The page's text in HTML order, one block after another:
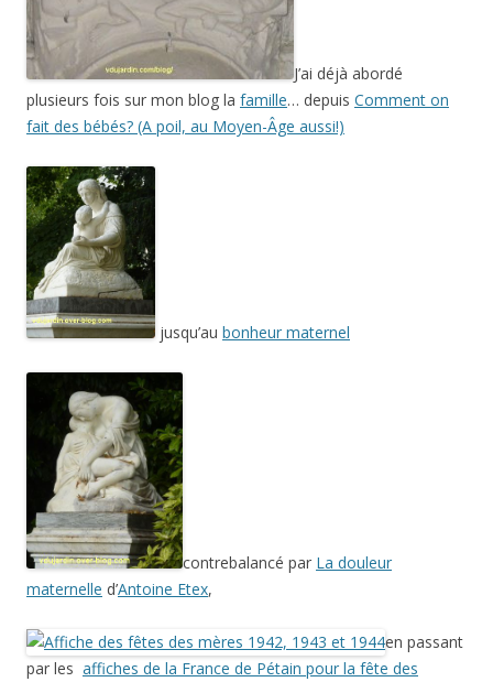
J’ai déjà abordé
plusieurs fois sur mon blog la famille… depuis Comment on
fait des bébés? (A poil, au Moyen-Âge aussi!)
jusqu’au bonheur maternel
contrebalancé par La douleur
maternelle d’Antoine Etex,
en passant
par les affiches de la France de Pétain pour la fête des